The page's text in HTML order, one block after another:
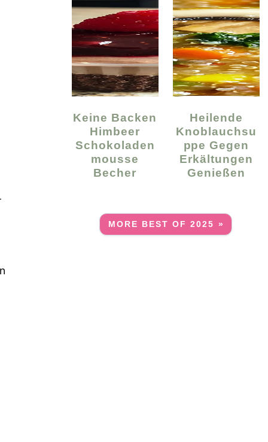
Keine Backen
Himbeer
Schokoladen
Mousse
Becher
Heilende
Knoblauchsu
Ppe Gegen
Erkältungen
Genießen
MORE BEST OF 2025 »